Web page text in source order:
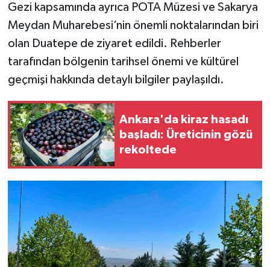
Gezi kapsamında ayrıca POTA Müzesi ve Sakarya
Meydan Muharebesi’nin önemli noktalarından biri
olan Duatepe de ziyaret edildi. Rehberler
tarafından bölgenin tarihsel önemi ve kültürel
geçmişi hakkında detaylı bilgiler paylaşıldı.
Ankara'da kiraz hasadı
başladı: Üreticinin gözü
rekoltede